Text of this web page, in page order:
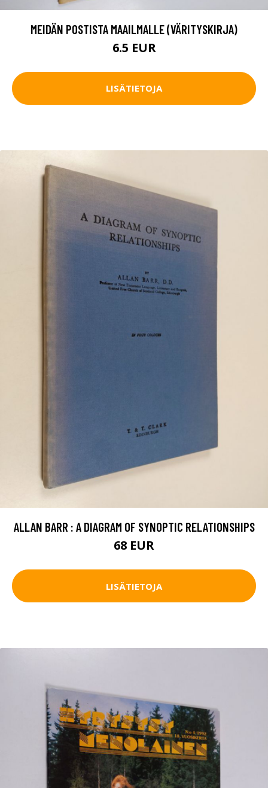
MEIDÄN POSTISTA MAAILMALLE (VÄRITYSKIRJA)
6.5 EUR
LISÄTIETOJA
ALLAN BARR : A DIAGRAM OF SYNOPTIC RELATIONSHIPS
68 EUR
LISÄTIETOJA